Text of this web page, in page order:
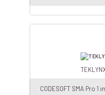
CODESOFT SMA Pro 1